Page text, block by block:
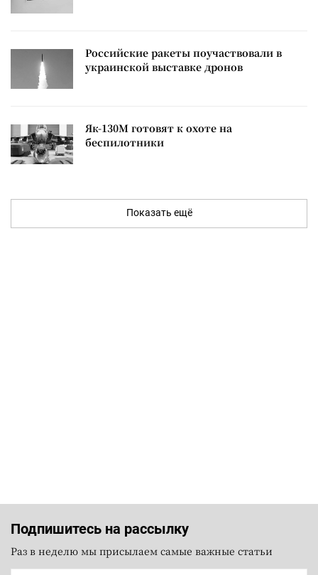
Российские ракеты поучаствовали в
украинской выставке дронов
Як-130М готовят к охоте на
беспилотники
Показать ещё
Подпишитесь на рассылку
Раз в неделю мы присылаем самые важные статьи